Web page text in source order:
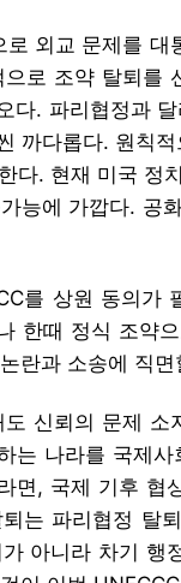
외교 문제를
로 조약 탈퇴를
다. 파리협정과
까다롭다. 원칙
다. 현재 미국 정
능에 가깝다. 공
를 상원 동의가
한때 정식 조약
란과 소송에 직
신뢰의 문제
는 나라를 국제
면, 국제 기후 협
는 파리협정 탈
아니라 차기 행